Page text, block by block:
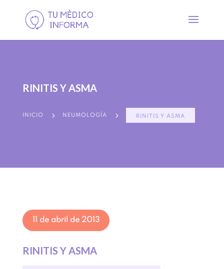
RINITIS Y ASMA
INICIO 5 NEUMOLOGÍA 5 RINITIS Y ASMA
11 de abril de 2013
RINITIS Y ASMA